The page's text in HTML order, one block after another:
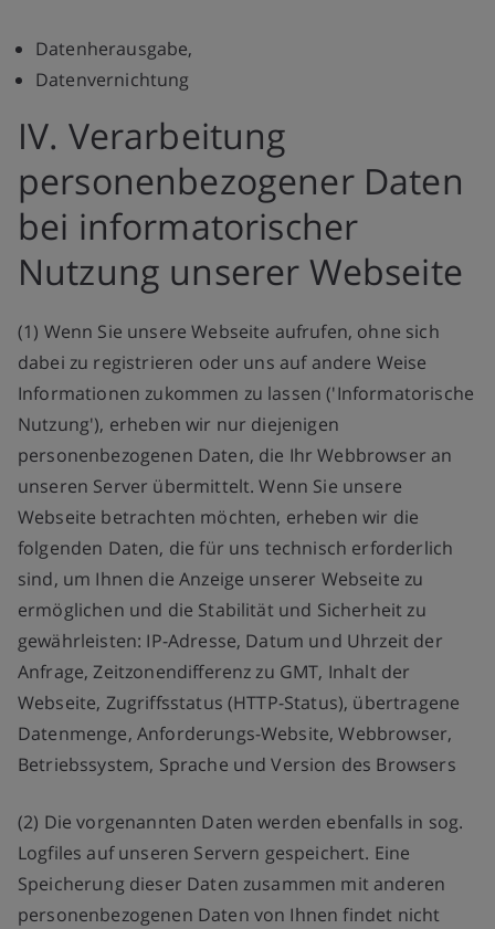
Datenherausgabe,
Datenvernichtung
IV. Verarbeitung
personenbezogener Daten
bei informatorischer
Nutzung unserer Webseite
(1) Wenn Sie unsere Webseite aufrufen, ohne sich
dabei zu registrieren oder uns auf andere Weise
Informationen zukommen zu lassen ('Informatorische
Nutzung'), erheben wir nur diejenigen
personenbezogenen Daten, die Ihr Webbrowser an
unseren Server übermittelt. Wenn Sie unsere
Webseite betrachten möchten, erheben wir die
folgenden Daten, die für uns technisch erforderlich
sind, um Ihnen die Anzeige unserer Webseite zu
ermöglichen und die Stabilität und Sicherheit zu
gewährleisten: IP-Adresse, Datum und Uhrzeit der
Anfrage, Zeitzonendifferenz zu GMT, Inhalt der
Webseite, Zugriffsstatus (HTTP-Status), übertragene
Datenmenge, Anforderungs-Website, Webbrowser,
Betriebssystem, Sprache und Version des Browsers
(2) Die vorgenannten Daten werden ebenfalls in sog.
Logfiles auf unseren Servern gespeichert. Eine
Speicherung dieser Daten zusammen mit anderen
personenbezogenen Daten von Ihnen findet nicht